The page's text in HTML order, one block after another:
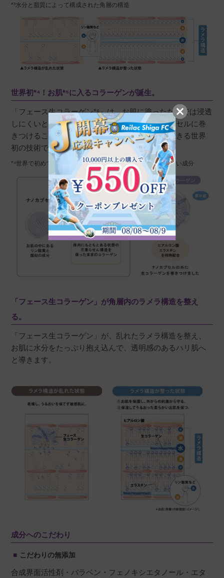
*³水分と脂質によって構成された角層の構造
世界初*⁴！お肌*⁵に入るコラーゲンが誕生。
「フェース生コラーゲン*⁶」は、お肌に塗っただけでは浸透
しにくいとされている生コラーゲンを、ナノカプセルに巻
きつけることによって角層に浸透させることができる世界
初の技術です。
*⁴世界で初めての化粧料基剤を使用 *⁵お肌＝角層 *⁶うるおい成分
「フェース生コラーゲン」が角層内のラメラ構造を整え
る。
「フェース生コラーゲン」が、乱れたラメラ構造を整え、
お肌に水分をたっぷり抱え込んで、透明感のあるハリ肌へ
と導きます。
成分へのこだわり
こだわりの無添加
合成界面活性剤・パラベン・フェノキシエタノール・エタ